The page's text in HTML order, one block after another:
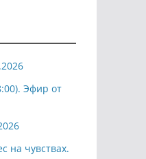
Эфир от
на чувствах.